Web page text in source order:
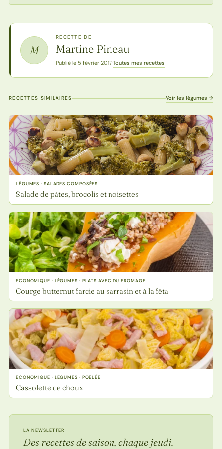
M
RECETTE DE
Martine Pineau
Publié le 5 février 2017·Toutes mes recettes
RECETTES SIMILAIRES Voir les légumes →
LÉGUMES · SALADES COMPOSÉES
Salade de pâtes, brocolis et noisettes
ECONOMIQUE · LÉGUMES · PLATS AVEC DU FROMAGE
Courge butternut farcie au sarrasin et à la fêta
ECONOMIQUE · LÉGUMES · POÊLÉE
Cassolette de choux
LA NEWSLETTER
Des recettes de saison, chaque jeudi.